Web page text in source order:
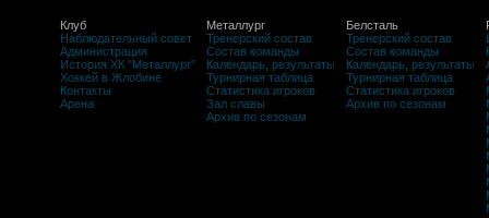
Клуб
Наблюдательный совет
Администрация
История ХК "Металлург"
Хоккей в Жлобине
Контакты
Арена
Металлург
Тренерский состав
Состав команды
Календарь, результаты
Турнирная таблица
Статистика игроков
Зал славы
Архив по сезонам
Белсталь
Тренерский состав
Состав команды
Календарь, результаты
Турнирная таблица
Статистика игроков
Архив по сезонам